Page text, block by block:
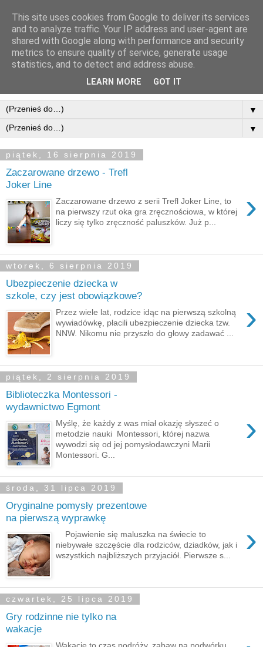
▼
▼
piątek, 16 sierpnia 2019
Zaczarowane drzewo - Trefl
Joker Line
›
Zaczarowane drzewo z serii Trefl Joker Line, to
na pierwszy rzut oka gra zręcznościowa, w której
liczy się tylko zręczność paluszków. Już p...
wtorek, 6 sierpnia 2019
Ubezpieczenie dziecka w
szkole, czy jest obowiązkowe?
›
Przez wiele lat, rodzice idąc na pierwszą szkolną
wywiadówkę, płacili ubezpieczenie dziecka tzw.
NNW. Nikomu nie przyszło do głowy zadawać ...
piątek, 2 sierpnia 2019
Biblioteczka Montessori -
wydawnictwo Egmont
›
Myślę, że każdy z was miał okazję słyszeć o
metodzie nauki Montessori, której nazwa
wywodzi się od jej pomysłodawczyni Marii
Montessori. G...
środa, 31 lipca 2019
Oryginalne pomysły prezentowe
na pierwszą wyprawkę
›
Pojawienie się maluszka na świecie to
niebywałe szczęście dla rodziców, dziadków, jak i
wszystkich najbliższych przyjaciół. Pierwsze s...
czwartek, 25 lipca 2019
Gry rodzinne nie tylko na
wakacje
This site uses cookies from Google to deliver its services
and to analyze traffic. Your IP address and user-agent are
shared with Google along with performance and security
metrics to ensure quality of service, generate usage
statistics, and to detect and address abuse.
LEARN MORE GOT IT